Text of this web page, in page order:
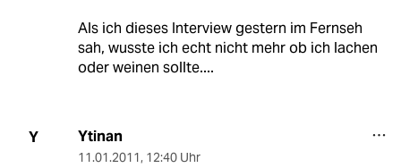
Als ich dieses Interview gestern im Fernseh
sah, wusste ich echt nicht mehr ob ich lachen
oder weinen sollte....
Y Ytinan
11.01.2011, 12:40 Uhr